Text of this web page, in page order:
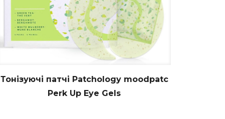
Тонізуючі патчі Patchology moodpatc
Perk Up Eye Gels